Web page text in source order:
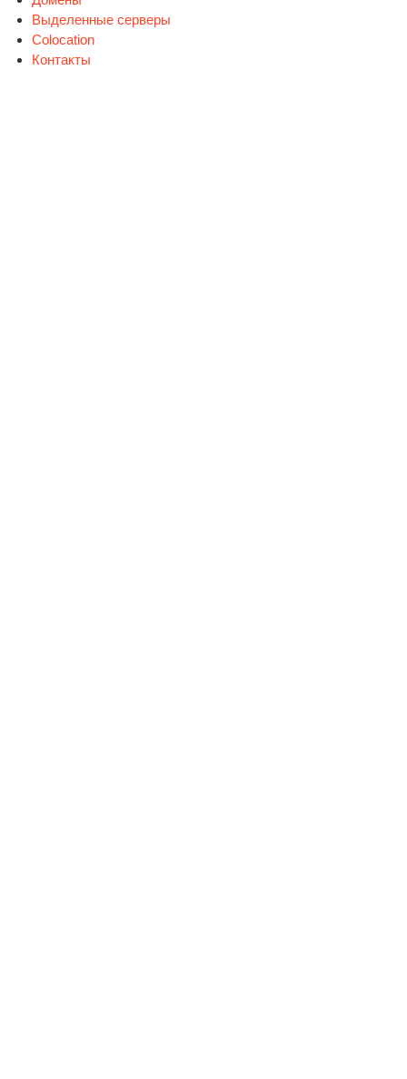
Выделенные серверы
Colocation
Контакты